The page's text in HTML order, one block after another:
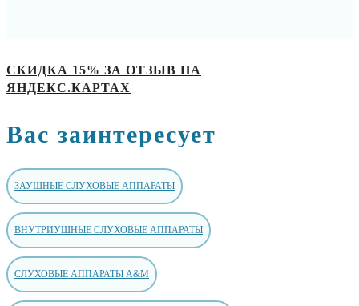
СКИДКА 15% ЗА ОТЗЫВ НА
ЯНДЕКС.КАРТАХ
Вас заинтересует
ЗАУШНЫЕ СЛУХОВЫЕ АППАРАТЫ
ВНУТРИУШНЫЕ СЛУХОВЫЕ АППАРАТЫ
СЛУХОВЫЕ АППАРАТЫ A&M